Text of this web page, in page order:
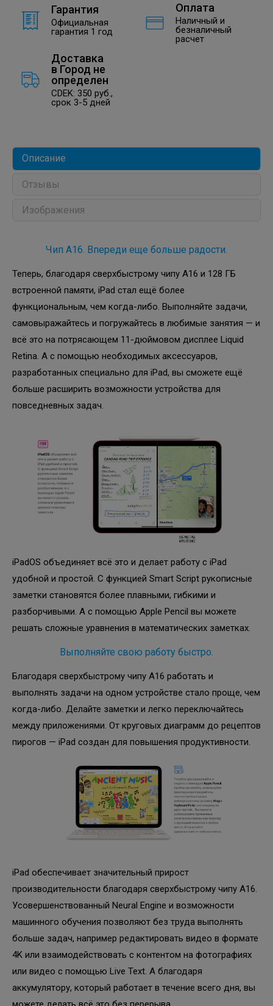
Гарантия
Официальная
гарантия 1 год
Оплата
Наличный и
безналичный
расчет
Доставка
в Город не
определен
CDEK: 350 руб.,
срок 3-5 дней
Описание
Отзывы
Изображения
Чип A16. Впереди еще больше радости.
Теперь, благодаря сверхбыстрому чипу A16 и 128 ГБ
встроенной памяти, iPad стал ещё более
функциональным, чем когда-либо. Выполняйте задачи,
самовыражайтесь и погружайтесь в любимые занятия — и
всё это на потрясающем 11-дюймовом дисплее Liquid
Retina. А с помощью необходимых аксессуаров,
разработанных специально для iPad, вы сможете ещё
больше расширить возможности устройства для
повседневных задач.
iPadOS объединяет всё это и делает работу с iPad
удобной и простой. С функцией Smart Script рукописные
заметки становятся более плавными, гибкими и
разборчивыми. А с помощью Apple Pencil вы можете
решать сложные уравнения в математических заметках.
Выполняйте свою работу быстро.
Благодаря сверхбыстрому чипу A16 работать и
выполнять задачи на одном устройстве стало проще, чем
когда-либо. Делайте заметки и легко переключайтесь
между приложениями. От круговых диаграмм до рецептов
пирогов — iPad создан для повышения продуктивности.
iPad обеспечивает значительный прирост
производительности благодаря сверхбыстрому чипу A16.
Усовершенствованный Neural Engine и возможности
машинного обучения позволяют без труда выполнять
больше задач, например редактировать видео в формате
4K или взаимодействовать с контентом на фотографиях
или видео с помощью Live Text. А благодаря
аккумулятору, который работает в течение всего дня, вы